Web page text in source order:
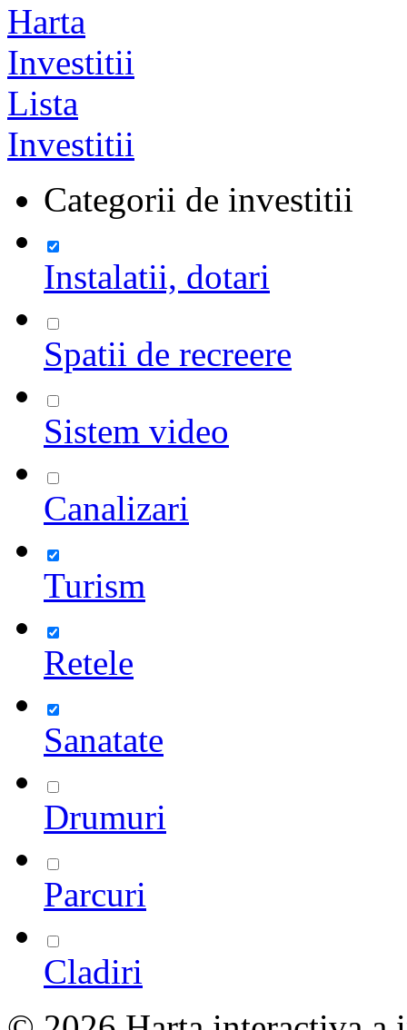
Harta
Investitii
Lista
Investitii
Categorii de investitii
Instalatii, dotari
Spatii de recreere
Sistem video
Canalizari
Turism
Retele
Sanatate
Drumuri
Parcuri
Cladiri